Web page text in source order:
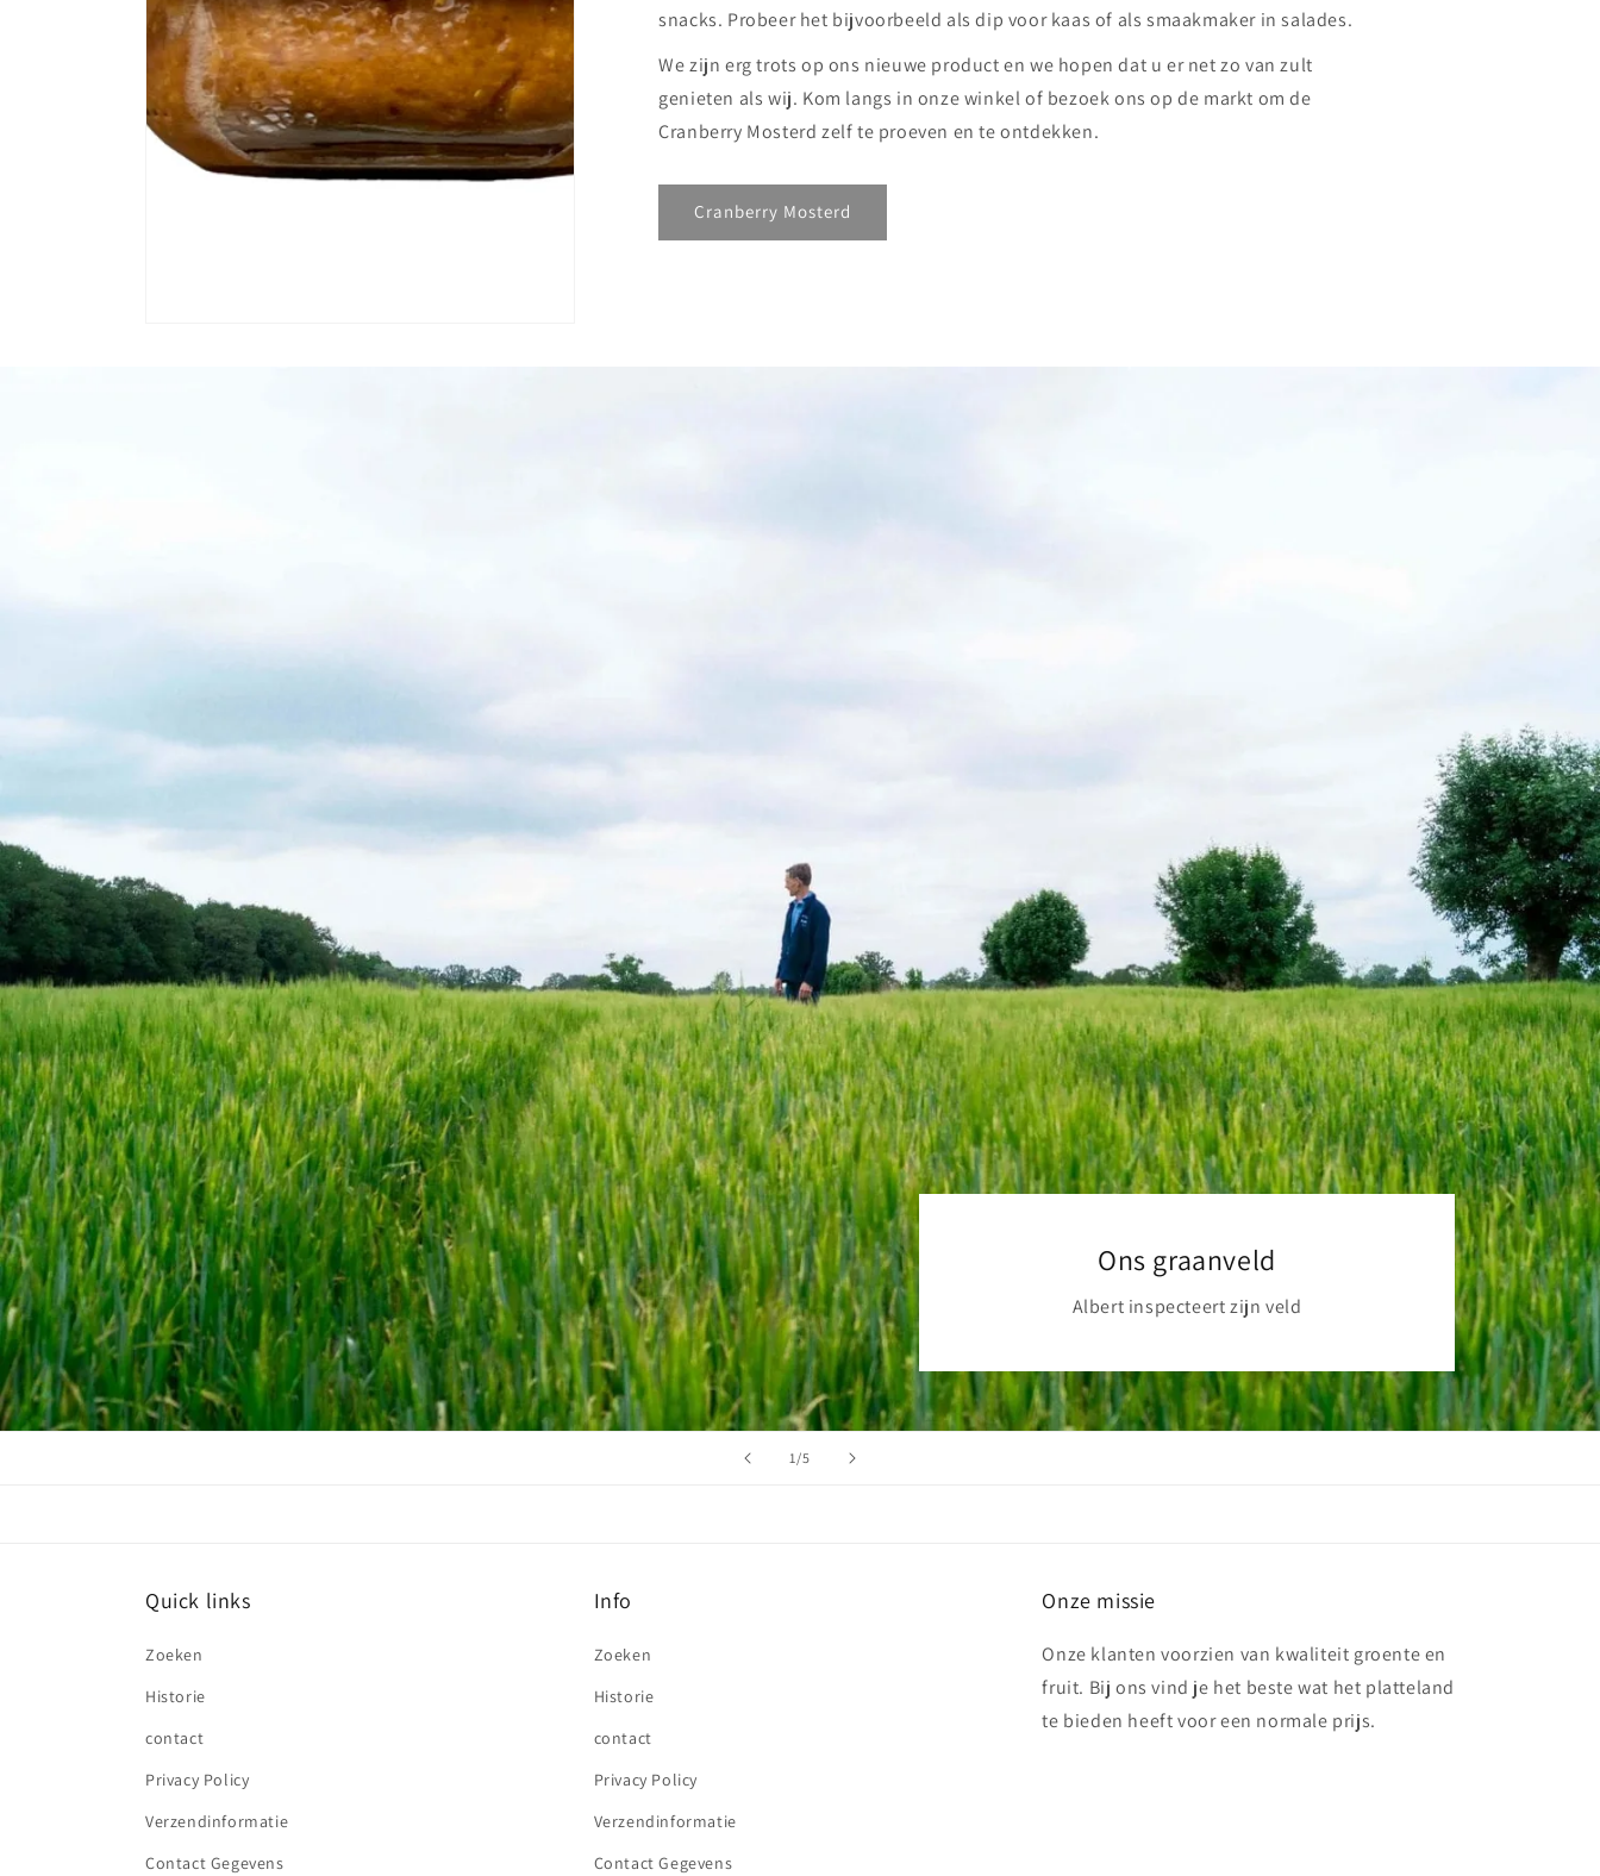
snacks. Probeer het bijvoorbeeld als dip voor kaas of als smaakmaker in salades.
We zijn erg trots op ons nieuwe product en we hopen dat u er net zo van zult
genieten als wij. Kom langs in onze winkel of bezoek ons op de markt om de
Cranberry Mosterd zelf te proeven en te ontdekken.
Cranberry Mosterd
Ons graanveld
Albert inspecteert zijn veld
1 /van
5
Quick links
Zoeken
Historie
contact
Privacy Policy
Verzendinformatie
Contact Gegevens
Info
Zoeken
Historie
contact
Privacy Policy
Verzendinformatie
Contact Gegevens
Onze missie
Onze klanten voorzien van kwaliteit groente en
fruit. Bij ons vind je het beste wat het platteland
te bieden heeft voor een normale prijs.